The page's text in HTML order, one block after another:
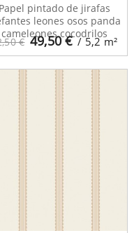
€ 49,50€ / 5,2m²
Papel pintado de jirafas
leones osos panda
cameleones cocodrilos